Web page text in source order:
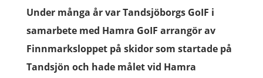
Under många år var Tandsjöborgs GoIF i
samarbete med Hamra GoIF arrangör av
Finnmarksloppet på skidor som startade på
Tandsjön och hade målet vid Hamra